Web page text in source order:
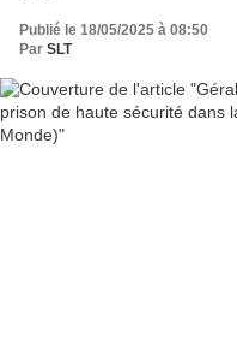
Publié le 18/05/2025 à 08:50
Par SLT